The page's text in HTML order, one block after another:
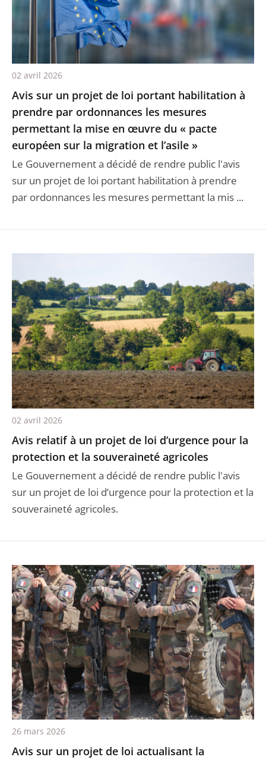
Avis sur un projet de loi portant habilitation à
prendre par ordonnances les mesures
permettant la mise en œuvre du « pacte
européen sur la migration et l’asile »
Le Gouvernement a décidé de rendre public l'avis
sur un projet de loi portant habilitation à prendre
par ordonnances les mesures permettant la mis ...
02 avril 2026
Avis relatif à un projet de loi d’urgence pour la
protection et la souveraineté agricoles
Le Gouvernement a décidé de rendre public l'avis
sur un projet de loi d’urgence pour la protection et la
souveraineté agricoles.
02 avril 2026
Avis sur un projet de loi actualisant la
26 mars 2026